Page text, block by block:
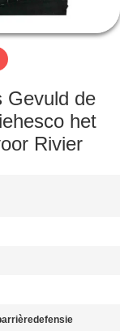
Gevuld de
het
Rivier